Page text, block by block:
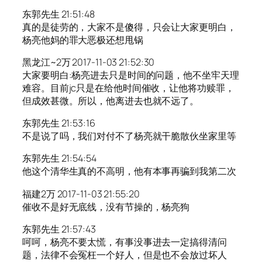
东郭先生 21:51:48
真的是徒劳的，大家不是傻得，只会让大家更明白，
杨亮他妈的罪大恶极还想甩锅
黑龙江~2万 2017-11-03 21:52:30
大家要明白:杨亮进去只是时间的问题，他不坐牢天理
难容。目前jc只是在给他时间催收，让他将功赎罪，
但成效甚微。所以，他离进去也就不远了。
东郭先生 21:53:16
不是说了吗，我们对付不了杨亮就干脆散伙坐家里等
东郭先生 21:54:54
他这个清华生真的不高明，他有本事再骗到我第二次
福建2万 2017-11-03 21:55:20
催收不是好无底线，没有节操的，杨亮狗
东郭先生 21:57:43
呵呵，杨亮不要太慌，有事没事进去一定搞得清问
题，法律不会冤枉一个好人，但是也不会放过坏人